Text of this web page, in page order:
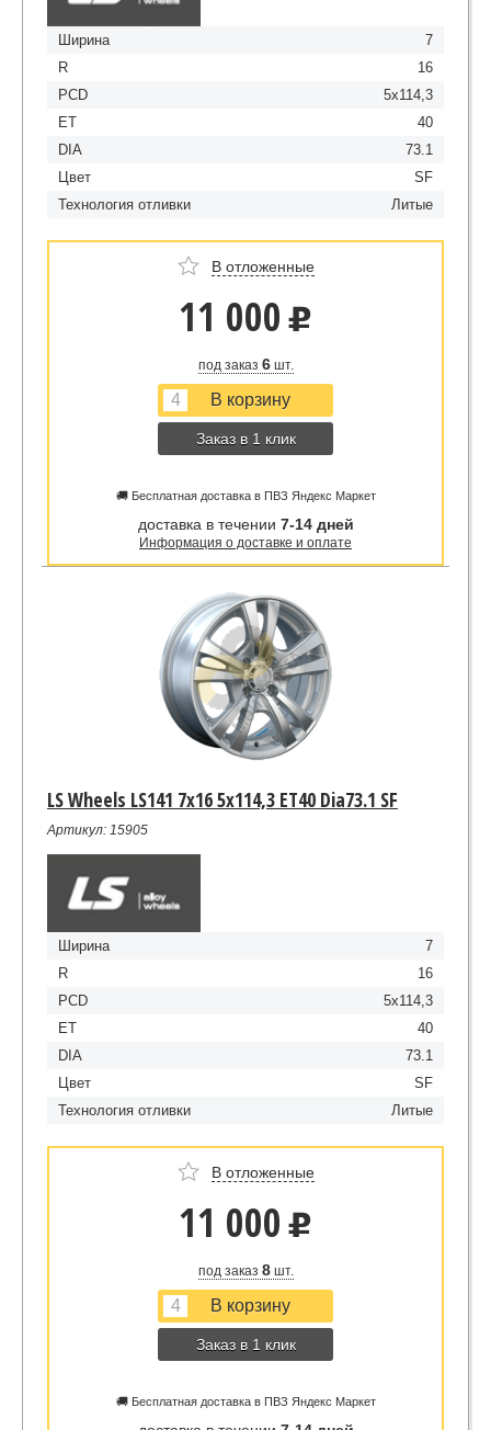
Ширина
7
R
16
PCD
5x114,3
ET
40
DIA
73.1
Цвет
SF
Технология отливки
Литые
В отложенные
11 000 u
под заказ 6шт.
Заказ в 1 клик
🚚 Бесплатная доставка в ПВЗ Яндекс Маркет
доставка в течении 7-14 дней
Информация о доставке и оплате
LS Wheels LS141 7x16 5x114,3 ET40 Dia73.1 SF
Артикул: 15905
Ширина
7
R
16
PCD
5x114,3
ET
40
DIA
73.1
Цвет
SF
Технология отливки
Литые
В отложенные
11 000 u
под заказ 8шт.
Заказ в 1 клик
🚚 Бесплатная доставка в ПВЗ Яндекс Маркет